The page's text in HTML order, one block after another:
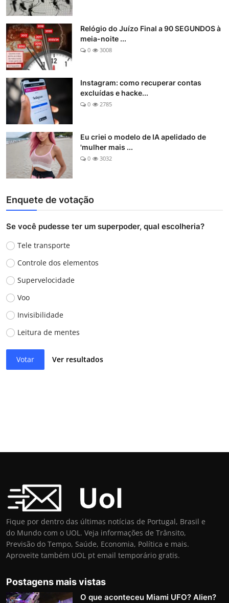
Relógio do Juízo Final a 90 SEGUNDOS à
meia-noite ...
0 3008
Instagram: como recuperar contas
excluídas e hacke...
0 2785
Eu criei o modelo de IA apelidado de
'mulher mais ...
0 3032
Enquete de votação
Se você pudesse ter um superpoder, qual escolheria?
Tele transporte
Controle dos elementos
Supervelocidade
Voo
Invisibilidade
Leitura de mentes
Votar Ver resultados
Fique por dentro das últimas notícias de Portugal, Brasil e
do Mundo com o UOL. Veja informações de Trânsito,
Previsão do Tempo, Saúde, Economia, Política e mais.
Aproveite também UOL pt email temporário gratis.
Postagens mais vistas
O que aconteceu Miami UFO? Alien?